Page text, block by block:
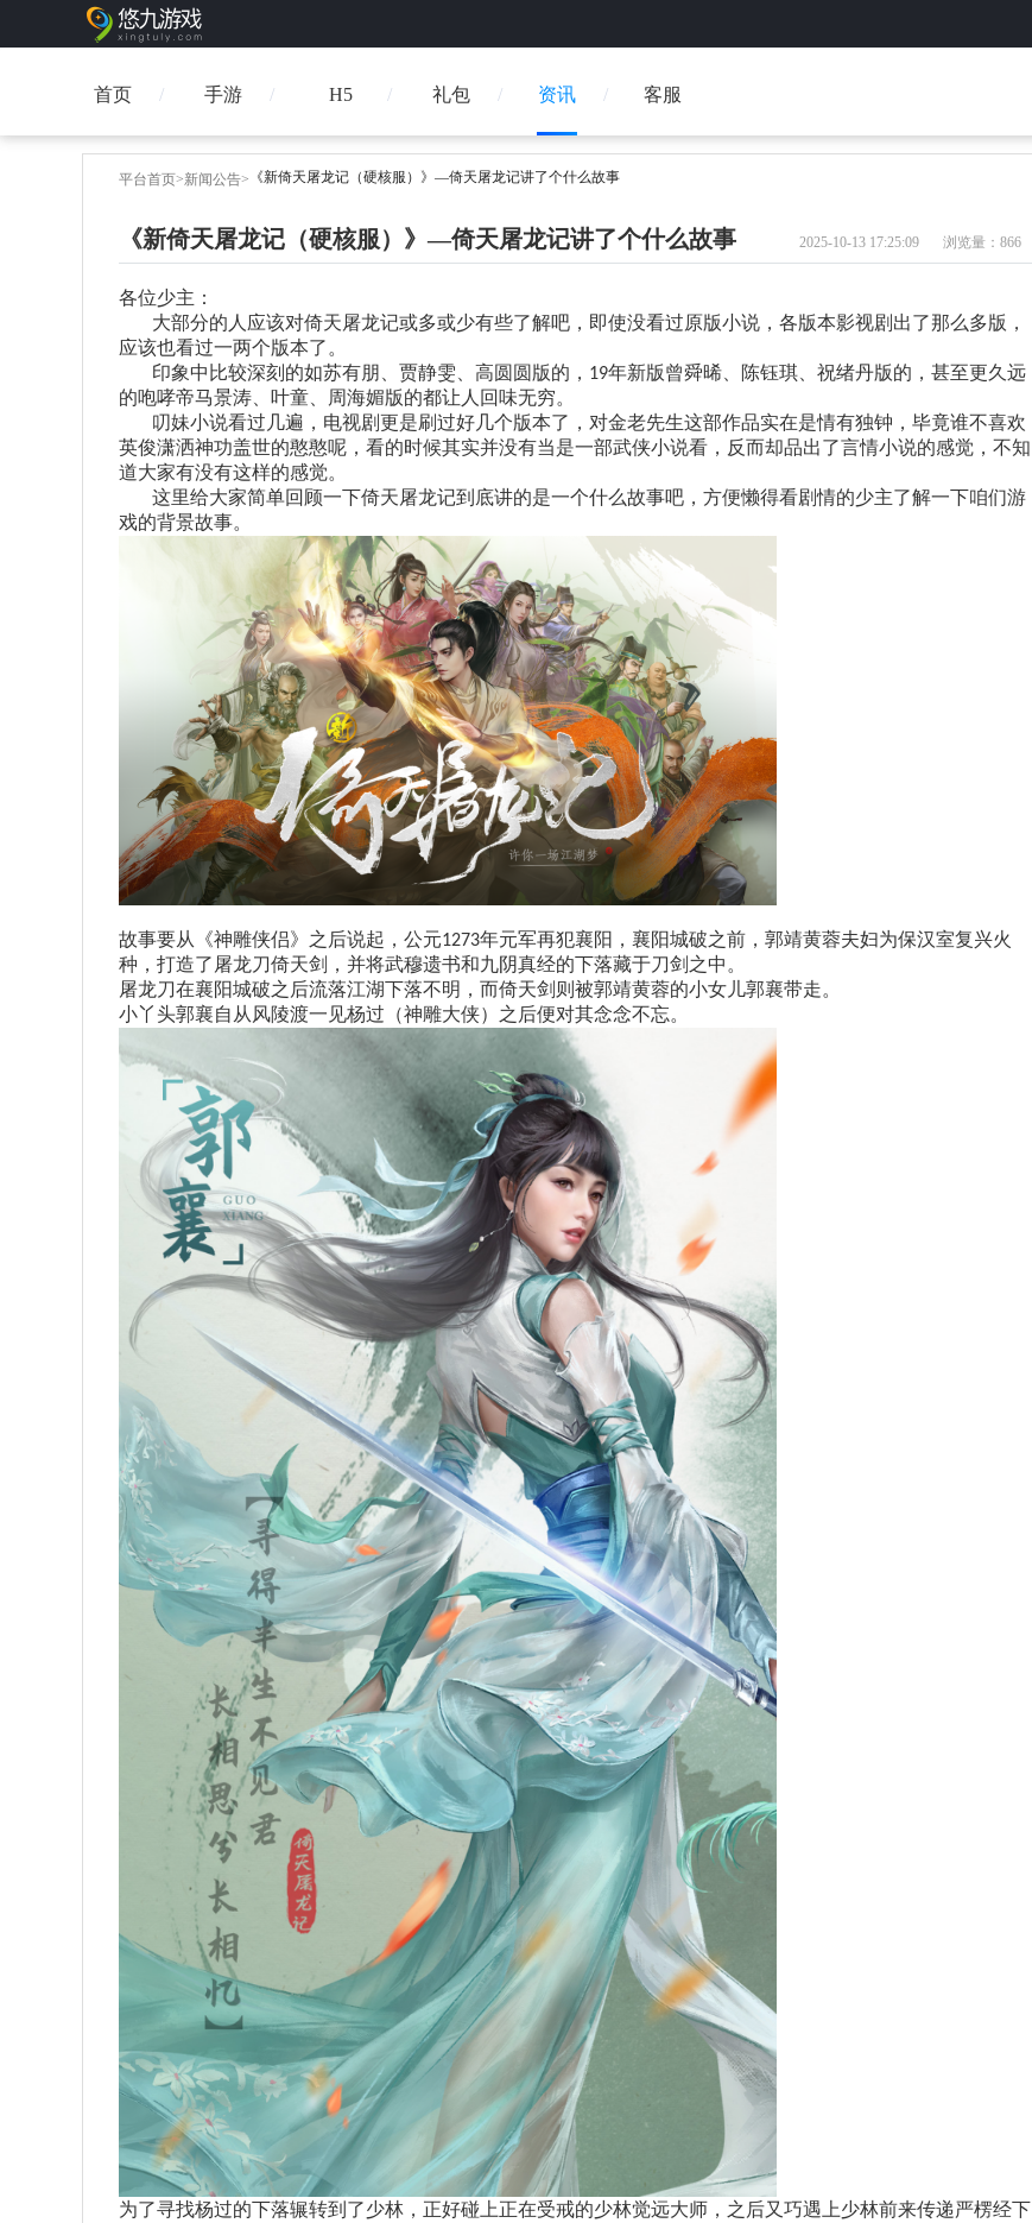
首页 手游 H5 礼包 资讯 客服
平台首页>新闻公告> 《新倚天屠龙记（硬核服）》—倚天屠龙记讲了个什么故事
《新倚天屠龙记（硬核服）》—倚天屠龙记讲了个什么故事 2025-10-13 17:25:09 浏览量：866
各位少主：
大部分的人应该对倚天屠龙记或多或少有些了解吧，即使没看过原版小说，各版本影视剧出了那么多版，
应该也看过一两个版本了。
印象中比较深刻的如苏有朋、贾静雯、高圆圆版的， 19年新版曾舜晞、陈钰琪、祝绪丹版的，甚至更久远
的咆哮帝马景涛、叶童、周海媚版的都让人回味无穷。
叨妹小说看过几遍，电视剧更是刷过好几个版本了，对金老先生这部作品实在是情有独钟，毕竟谁不喜欢
英俊潇洒神功盖世的憨憨呢，看的时候其实并没有当是一部武侠小说看，反而却品出了言情小说的感觉，不知
道大家有没有这样的感觉。
这里给大家简单回顾一下倚天屠龙记到底讲的是一个什么故事吧，方便懒得看剧情的少主了解一下咱们游
戏的背景故事。
故事要从《神雕侠侣》之后说起，公元1273年元军再犯襄阳，襄阳城破之前，郭靖黄蓉夫妇为保汉室复兴火
种，打造了屠龙刀倚天剑，并将武穆遗书和九阴真经的下落藏于刀剑之中。
屠龙刀在襄阳城破之后流落江湖下落不明，而倚天剑则被郭靖黄蓉的小女儿郭襄带走。
小丫头郭襄自从风陵渡一见杨过（神雕大侠）之后便对其念念不忘。
为了寻找杨过的下落辗转到了少林，正好碰上正在受戒的少林觉远大师，之后又巧遇上少林前来传递严楞经下